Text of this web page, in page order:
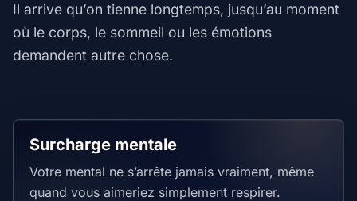
Il arrive qu’on tienne longtemps, jusqu’au moment
où le corps, le sommeil ou les émotions
demandent autre chose.
Surcharge mentale
Votre mental ne s’arrête jamais vraiment, même
quand vous aimeriez simplement respirer.